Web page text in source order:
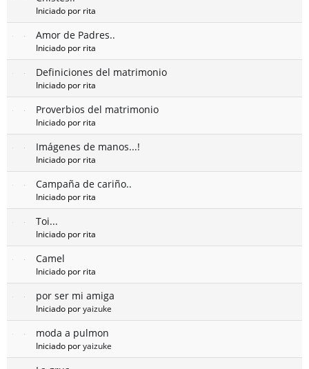
Iniciado por rita
Amor de Padres..
Iniciado por rita
Definiciones del matrimonio
Iniciado por rita
Proverbios del matrimonio
Iniciado por rita
Imágenes de manos...!
Iniciado por rita
Campaña de cariño..
Iniciado por rita
Toi...
Iniciado por rita
Camel
Iniciado por rita
por ser mi amiga
Iniciado poryaizuke
moda a pulmon
Iniciado poryaizuke